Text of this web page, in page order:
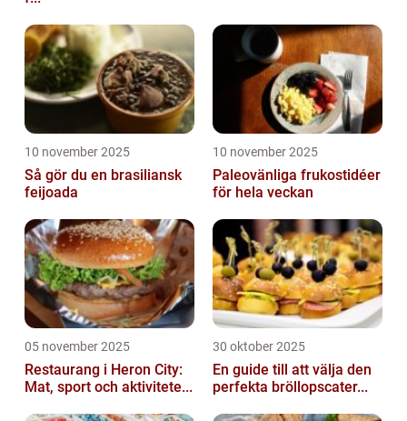
10 november 2025
Så gör du en brasiliansk
feijoada
10 november 2025
Paleovänliga frukostidéer
för hela veckan
05 november 2025
Restaurang i Heron City:
Mat, sport och aktivitete...
30 oktober 2025
En guide till att välja den
perfekta bröllopscater...